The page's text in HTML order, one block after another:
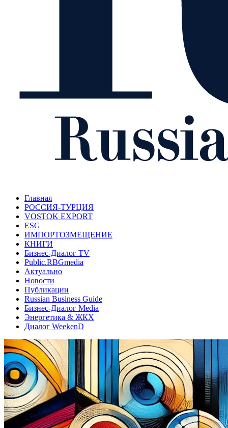
Главная
РОССИЯ-ТУРЦИЯ
VOSTOK EXPORT
ESG
ИМПОРТОЗМЕЩЕНИЕ
КНИГИ
Бизнес-Диалог TV
Public.RBGmedia
Актуально
Новости
Публикации
Russian Business Guide
Бизнес-Диалог Media
Энергетика & ЖКХ
Диалог WeekenD